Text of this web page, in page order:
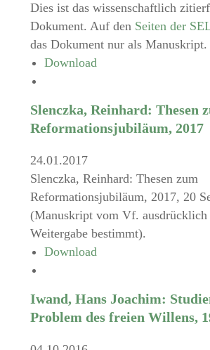
Dies ist das wissenschaftlich
Dokument. Auf den Seiten der
das Dokument nur als Manuskript.
Download
Slenczka, Reinhard: Thesen
Reformationsjubiläum, 2017
24.01.2017
Slenczka, Reinhard: Thesen zum
Reformationsjubiläum, 2017, 20
(Manuskript vom Vf. ausdrücklich
Weitergabe bestimmt).
Download
Iwand, Hans Joachim:
Problem des freien Willens,